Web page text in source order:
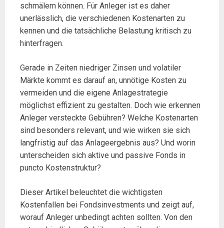
schmälern können. Für Anleger ist es daher
unerlässlich, die verschiedenen Kostenarten zu
kennen und die tatsächliche Belastung kritisch zu
hinterfragen.
Gerade in Zeiten niedriger Zinsen und volatiler
Märkte kommt es darauf an, unnötige Kosten zu
vermeiden und die eigene Anlagestrategie
möglichst effizient zu gestalten. Doch wie erkennen
Anleger versteckte Gebühren? Welche Kostenarten
sind besonders relevant, und wie wirken sie sich
langfristig auf das Anlageergebnis aus? Und worin
unterscheiden sich aktive und passive Fonds in
puncto Kostenstruktur?
Dieser Artikel beleuchtet die wichtigsten
Kostenfallen bei Fondsinvestments und zeigt auf,
worauf Anleger unbedingt achten sollten. Von den